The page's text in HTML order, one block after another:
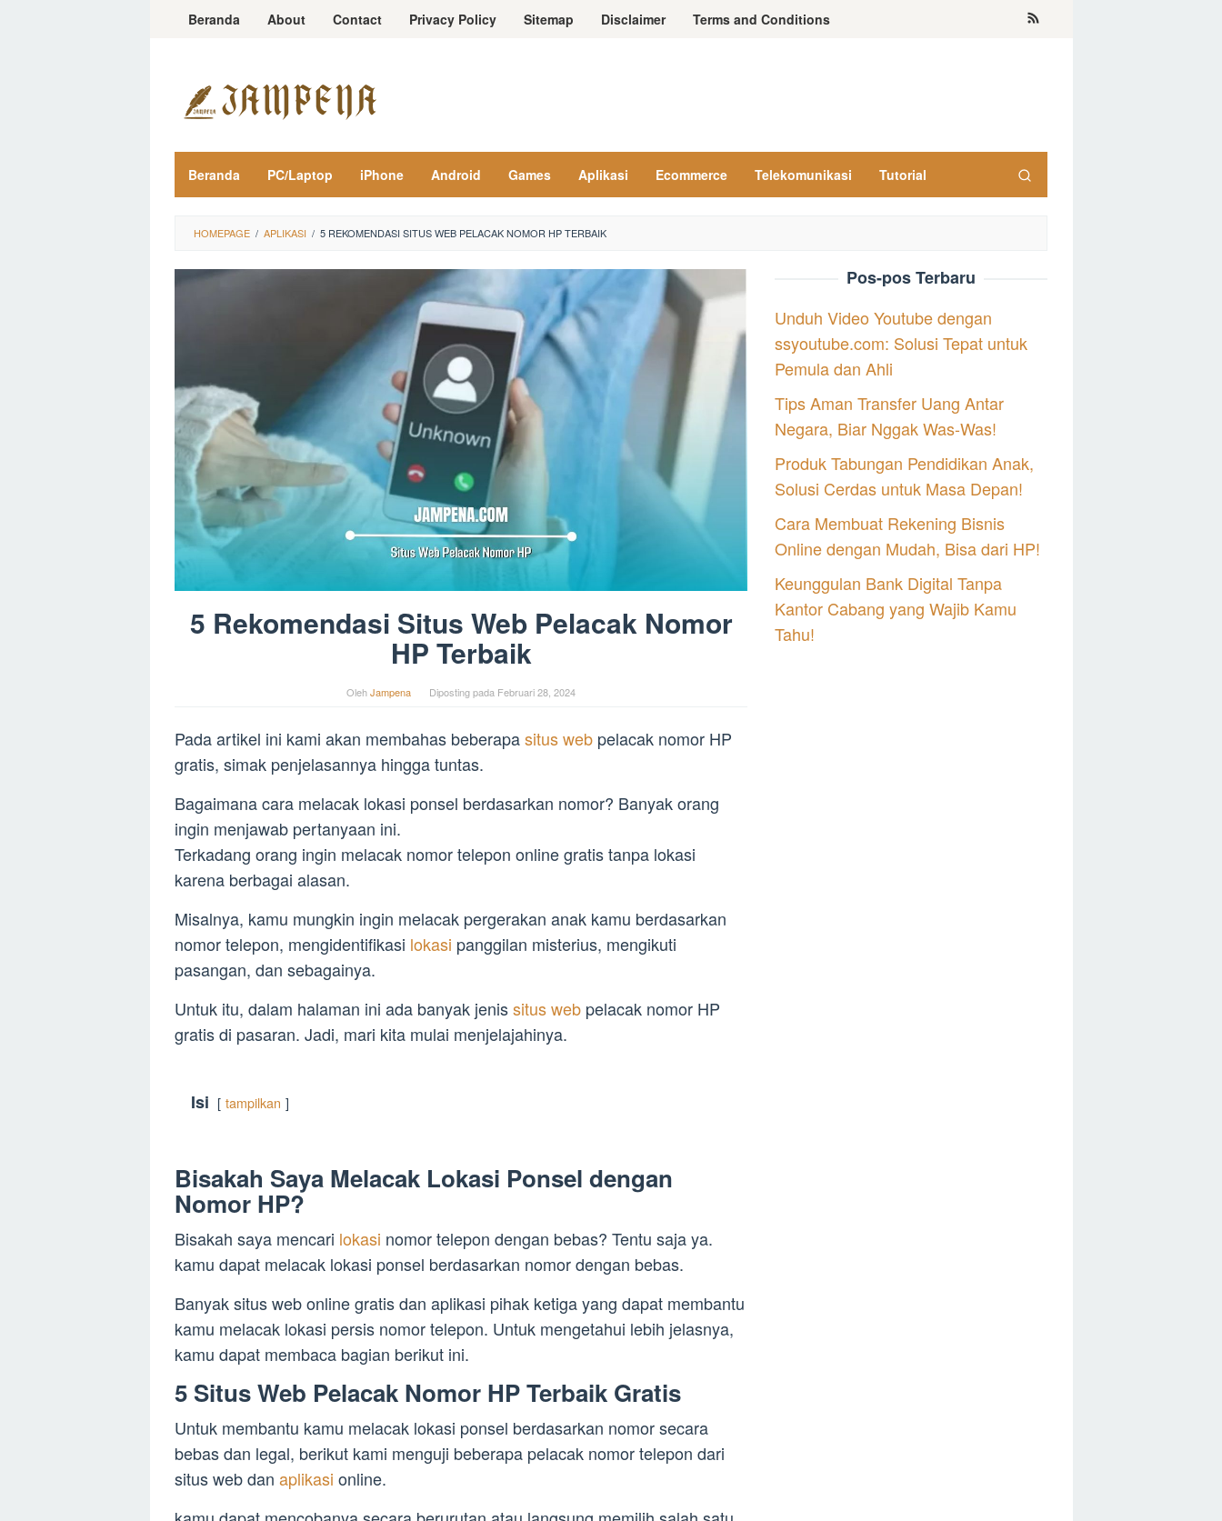
LoncatBeranda About Contact Privacy Policy Sitemap Disclaimer Terms and Conditions
Beranda PC/Laptop iPhone Android Games Aplikasi Ecommerce Telekomunikasi Tutorial
HOMEPAGE / APLIKASI / 5 REKOMENDASI SITUS WEB PELACAK NOMOR HP TERBAIK
5 Rekomendasi Situs Web Pelacak Nomor
HP Terbaik
OlehJampena Diposting pada Februari 28, 2024
Pada artikel ini kami akan membahas beberapasitus web pelacak nomor HP
gratis, simak penjelasannya hingga tuntas.
Bagaimana cara melacak lokasi ponsel berdasarkan nomor? Banyak orang
ingin menjawab pertanyaan ini.
Terkadang orang ingin melacak nomor telepon online gratis tanpa lokasi
karena berbagai alasan.
Misalnya, kamu mungkin ingin melacak pergerakan anak kamu berdasarkan
nomor telepon, mengidentifikasi lokasi panggilan misterius, mengikuti
pasangan, dan sebagainya.
Untuk itu, dalam halaman ini ada banyak jenissitus web pelacak nomor HP
gratis di pasaran. Jadi, mari kita mulai menjelajahinya.
Isi tampilkan
Bisakah Saya Melacak Lokasi Ponsel dengan
Nomor HP?
Bisakah saya mencari lokasi nomor telepon dengan bebas? Tentu saja ya.
kamu dapat melacak lokasi ponsel berdasarkan nomor dengan bebas.
Banyak situs web online gratis dan aplikasi pihak ketiga yang dapat membantu
kamu melacak lokasi persis nomor telepon. Untuk mengetahui lebih jelasnya,
kamu dapat membaca bagian berikut ini.
5 Situs Web Pelacak Nomor HP Terbaik Gratis
Untuk membantu kamu melacak lokasi ponsel berdasarkan nomor secara
bebas dan legal, berikut kami menguji beberapa pelacak nomor telepon dari
situs web dan aplikasi online.
Pos-pos Terbaru
Unduh Video Youtube dengan
ssyoutube.com: Solusi Tepat untuk
Pemula dan Ahli
Tips Aman Transfer Uang Antar
Negara, Biar Nggak Was-Was!
Produk Tabungan Pendidikan Anak,
Solusi Cerdas untuk Masa Depan!
Cara Membuat Rekening Bisnis
Online dengan Mudah, Bisa dari HP!
Keunggulan Bank Digital Tanpa
Kantor Cabang yang Wajib Kamu
Tahu!